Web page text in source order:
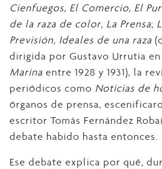
Cienfuegos, El Comercio, El
de la raza de color, La Prensa;
Previsión, Ideales de una raza
dirigida por Gustavo Urrutia
Marina entre 1928 y 1931), la
periódicos como Noticias de
órganos de prensa,
escritor Tomás Fernández
debate habido hasta entonces.
Ese debate explica por qué,